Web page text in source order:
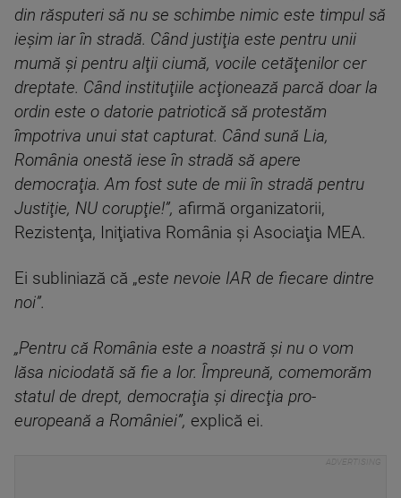
din răsputeri să nu se schimbe nimic este timpul să
ieşim iar în stradă. Când justiţia este pentru unii
mumă şi pentru alţii ciumă, vocile cetăţenilor cer
dreptate. Când instituţiile acţionează parcă doar la
ordin este o datorie patriotică să protestăm
împotriva unui stat capturat. Când sună Lia,
România onestă iese în stradă să apere
democraţia. Am fost sute de mii în stradă pentru
Justiţie, NU corupţie!”, afirmă organizatorii,
Rezistenţa, Iniţiativa România şi Asociaţia MEA.
Ei subliniază că „este nevoie IAR de fiecare dintre
noi”.
„Pentru că România este a noastră şi nu o vom
lăsa niciodată să fie a lor. Împreună, comemorăm
statul de drept, democraţia şi direcţia pro-
europeană a României”, explică ei.